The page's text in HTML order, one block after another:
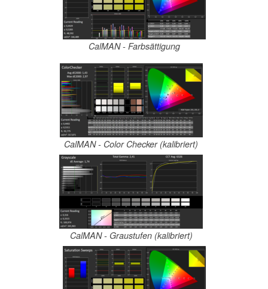
CalMAN - Farbsättigung
CalMAN - Color Checker (kalibriert)
CalMAN - Graustufen (kalibriert)